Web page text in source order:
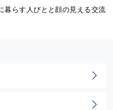
暮らす人びとと顔の見える交流